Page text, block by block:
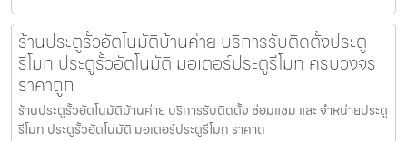
ร้านประตูรั้วอัตโนมัติบ้านค่าย บริการรับติดตั้งประตู
รีโมท ประตูรั้วอัตโนมัติ มอเตอร์ประตูรีโมท ครบวงจร
ราคาถูก
ร้านประตูรั้วอัตโนมัติบ้านค่าย บริการรับติดตั้ง ซ่อมแซม และ จำหน่ายประตู
รีโมท ประตูรั้วอัตโนมัติ มอเตอร์ประตูรีโมท ราคาถ